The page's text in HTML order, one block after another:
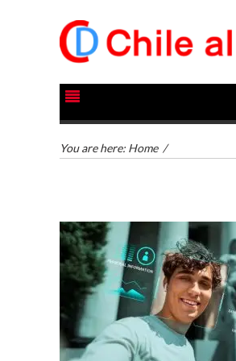
You are here: Home /
DIGITALES
EXPORTADOS DESDE
CHILE
El auge de las
exportaciones de
servicios digitales en
Chile:…
TURISMO EN EL
DESIERTO DE